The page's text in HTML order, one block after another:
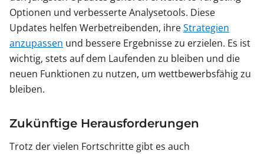
Optionen und verbesserte Analysetools. Diese
Updates helfen Werbetreibenden, ihreStrategien
anzupassen und bessere Ergebnisse zu erzielen. Es ist
wichtig, stets auf dem Laufenden zu bleiben und die
neuen Funktionen zu nutzen, um wettbewerbsfähig zu
bleiben.
Zukünftige Herausforderungen
Trotz der vielen Fortschritte gibt es auch